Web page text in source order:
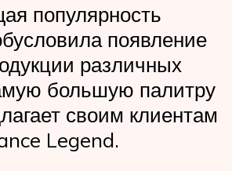
популярность
появление
различных
большую палитру
своим клиентам
Legend.